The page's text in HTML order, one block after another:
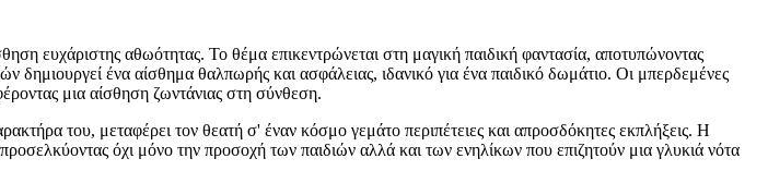
ευχάριστης αθωότητας. Το θέμα επικεντρώνεται στη μαγική παιδική φαντασία, αποτυπώνοντας
ένα αίσθημα θαλπωρής και ασφάλειας, ιδανικό για ένα παιδικό δωμάτιο. Οι μπερδεμένες
μια αίσθηση ζωντάνιας στη σύνθεση.
του, μεταφέρει τον θεατή σ' έναν κόσμο γεμάτο περιπέτειες και απροσδόκητες εκπλήξεις. Η
όχι μόνο την προσοχή των παιδιών αλλά και των ενηλίκων που επιζητούν μια γλυκιά νότα